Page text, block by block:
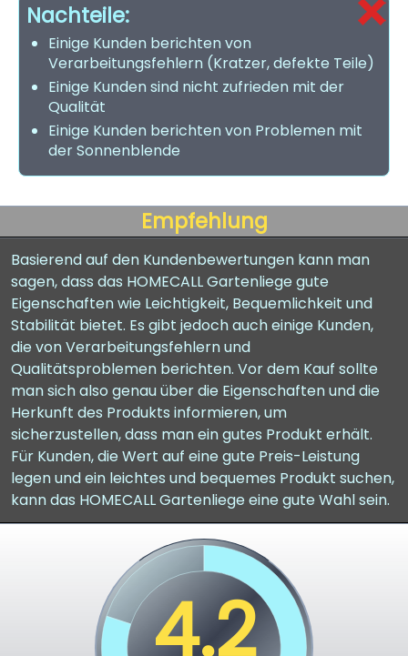
Nachteile:
Einige Kunden berichten von
Verarbeitungsfehlern (Kratzer, defekte Teile)
Einige Kunden sind nicht zufrieden mit der
Qualität
Einige Kunden berichten von Problemen mit
der Sonnenblende
Empfehlung
Basierend auf den Kundenbewertungen kann man
sagen, dass das HOMECALL Gartenliege gute
Eigenschaften wie Leichtigkeit, Bequemlichkeit und
Stabilität bietet. Es gibt jedoch auch einige Kunden,
die von Verarbeitungsfehlern und
Qualitätsproblemen berichten. Vor dem Kauf sollte
man sich also genau über die Eigenschaften und die
Herkunft des Produkts informieren, um
sicherzustellen, dass man ein gutes Produkt erhält.
Für Kunden, die Wert auf eine gute Preis-Leistung
legen und ein leichtes und bequemes Produkt suchen,
kann das HOMECALL Gartenliege eine gute Wahl sein.